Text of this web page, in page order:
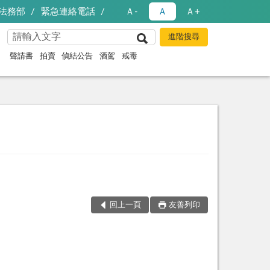
務部 緊急連絡電話 Ａ- Ａ Ａ+
聲請書 拍賣 偵結公告 酒駕 戒毒
回上一頁 友善列印